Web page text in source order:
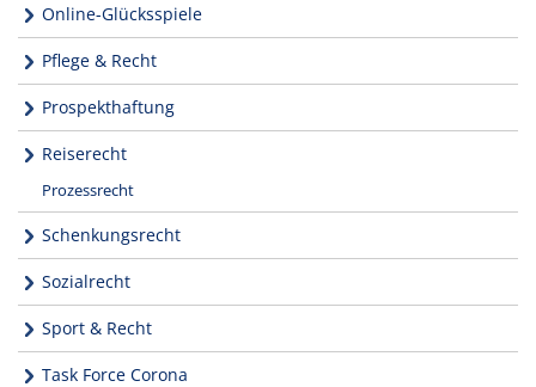
Online-Glücksspiele
Pflege & Recht
Prospekthaftung
Reiserecht
Prozessrecht
Schenkungsrecht
Sozialrecht
Sport & Recht
Task Force Corona